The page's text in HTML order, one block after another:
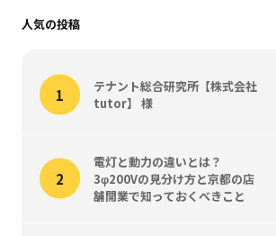
人気の投稿
テナント総合研究所【株式会社
tutor】 様
電灯と動力の違いとは？
3φ200Vの見分け方と京都の店
舗開業で知っておくべきこと